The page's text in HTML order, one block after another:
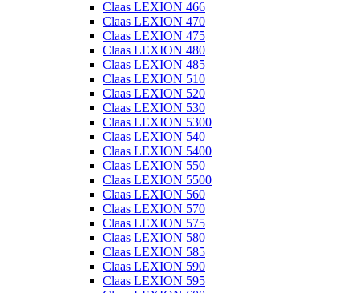
Claas LEXION 466
Claas LEXION 470
Claas LEXION 475
Claas LEXION 480
Claas LEXION 485
Claas LEXION 510
Claas LEXION 520
Claas LEXION 530
Claas LEXION 5300
Claas LEXION 540
Claas LEXION 5400
Claas LEXION 550
Claas LEXION 5500
Claas LEXION 560
Claas LEXION 570
Claas LEXION 575
Claas LEXION 580
Claas LEXION 585
Claas LEXION 590
Claas LEXION 595